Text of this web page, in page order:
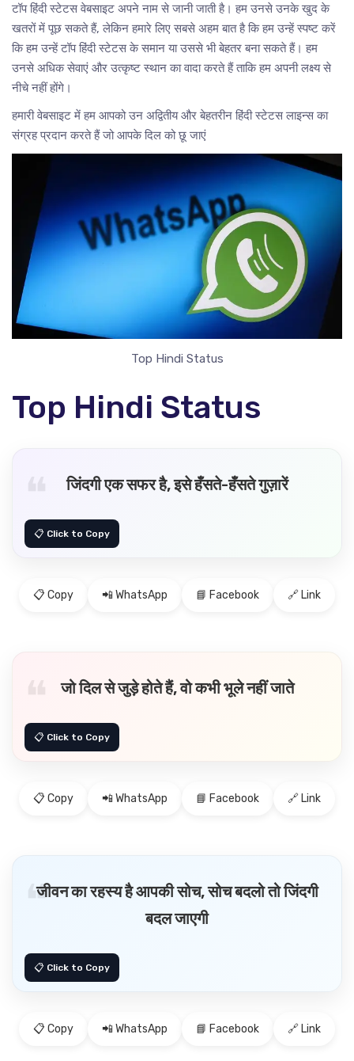
टॉप हिंदी स्टेटस वेबसाइट अपने नाम से जानी जाती है। हम उनसे उनके खुद के
खतरों में पूछ सकते हैं, लेकिन हमारे लिए सबसे अहम बात है कि हम उन्हें स्पष्ट करें
कि हम उन्हें टॉप हिंदी स्टेटस के समान या उससे भी बेहतर बना सकते हैं। हम
उनसे अधिक सेवाएं और उत्कृष्ट स्थान का वादा करते हैं ताकि हम अपनी लक्ष्य से
नीचे नहीं होंगे।
हमारी वेबसाइट में हम आपको उन अद्वितीय और बेहतरीन हिंदी स्टेटस लाइन्स का
संग्रह प्रदान करते हैं जो आपके दिल को छू जाएं
Top Hindi Status
Top Hindi Status
जिंदगी एक सफर है, इसे हँसते-हँसते गुज़ारें
📋 Copy 📲 WhatsApp 📘 Facebook 🔗 Link
जो दिल से जुड़े होते हैं, वो कभी भूले नहीं जाते
📋 Copy 📲 WhatsApp 📘 Facebook 🔗 Link
जीवन का रहस्य है आपकी सोच, सोच बदलो तो जिंदगी
बदल जाएगी
📋 Copy 📲 WhatsApp 📘 Facebook 🔗 Link